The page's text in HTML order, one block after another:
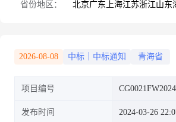
省份地区： 北京广东 上海江苏浙江山东
2026-08-08 中标｜中标通知 青海省
项目编号
发布时间 2024-03-26